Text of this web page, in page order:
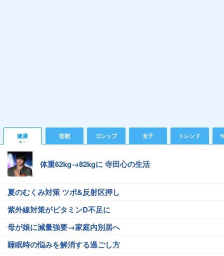
健康 芸能 ゴシップ 女子 トレンド
体重62kg→82kgに 寺田心の生活
夏のむくみ対策 ツボ&反射区押し
紫外線対策がビタミンD不足に
母が娘に減量強要→家庭内別居へ
睡眠時の悩みを解消する過ごし方